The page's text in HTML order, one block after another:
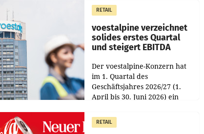
Besetzungen für die
Direktionen abgestimmt
werden.
RETAIL
voestalpine verzeichnet
solides erstes Quartal
und steigert EBITDA
Der voestalpine-Konzern hat
im 1. Quartal des
Geschäftsjahres 2026/27 (1.
April bis 30. Juni 2026) ein
Der Umsatz stieg im Vergleich
zur Vorjahresperiode
RETAIL